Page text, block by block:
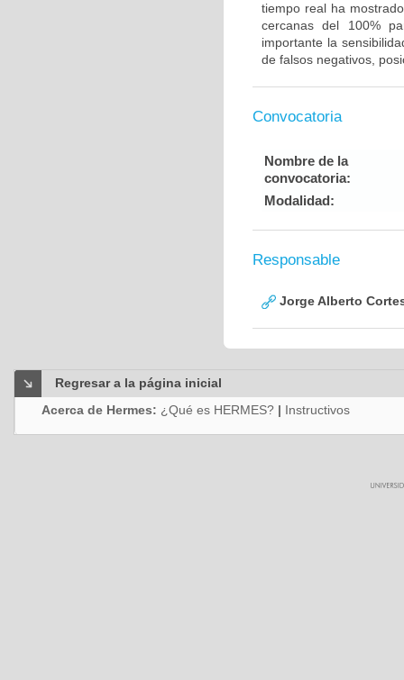
tiempo real ha
cercanas del 100%
importante la
de falsos negativos,
Convocatoria
Nombre de la
convocatoria:
Modalidad:
Responsable
Jorge Alberto
Regresar a la página inicial
Acerca de Hermes: ¿Qué es HERMES? | Instructivos